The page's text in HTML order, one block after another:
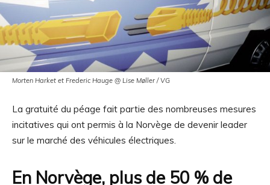
Morten Harket et Frederic Hauge @ Lise Møller / VG
La gratuité du péage fait partie des nombreuses mesures
incitatives qui ont permis à la Norvège de devenir leader
sur le marché des véhicules électriques.
En Norvège, plus de 50 % de